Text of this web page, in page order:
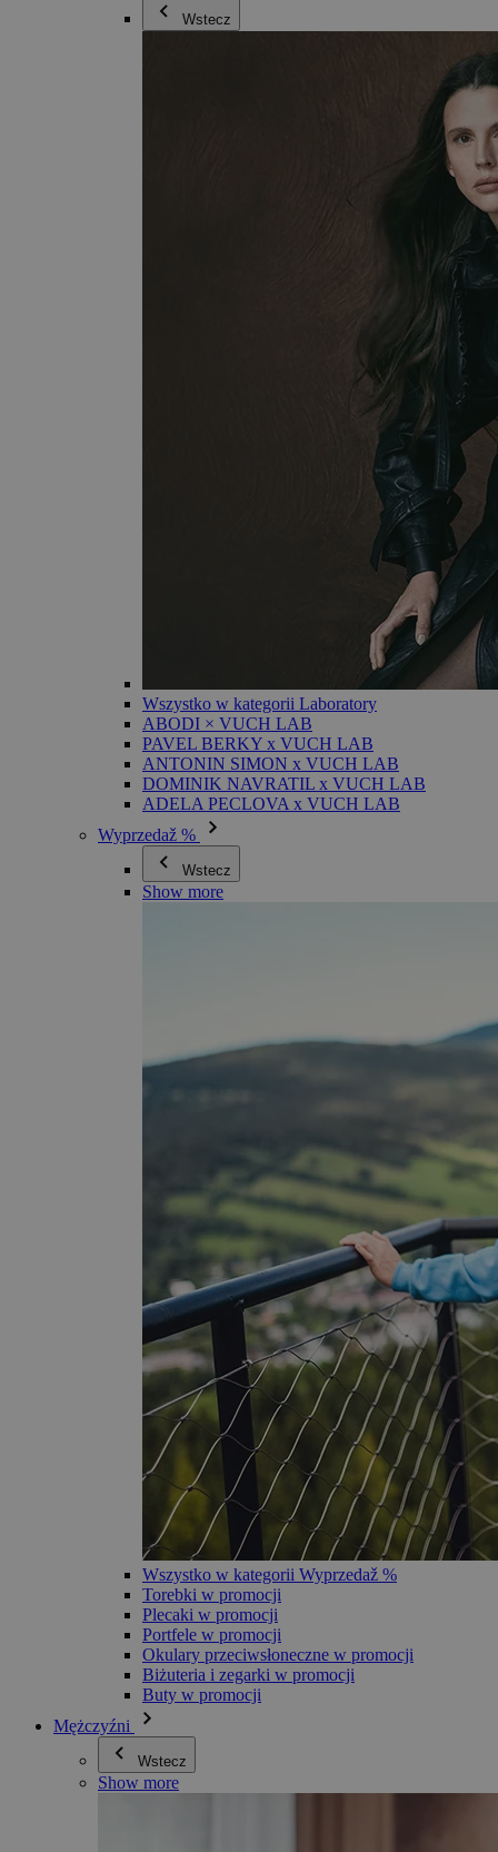
Wstecz
Wszystko w kategorii Laboratory
ABODI × VUCH LAB
PAVEL BERKY x VUCH LAB
ANTONIN SIMON x VUCH LAB
DOMINIK NAVRATIL x VUCH LAB
ADELA PECLOVA x VUCH LAB
Wyprzedaž %
Wstecz
Show more
Wszystko w kategorii Wyprzedaž %
Torebki w promocji
Plecaki w promocji
Portfele w promocji
Okulary przeciwsłoneczne w promocji
Biżuteria i zegarki w promocji
Buty w promocji
Mężczyźni
Wstecz
Show more